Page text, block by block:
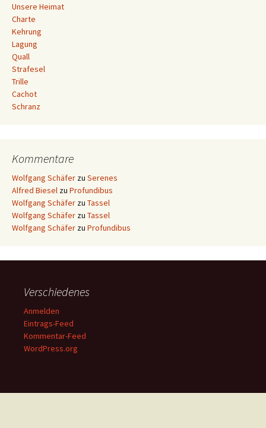
Unsere Heimat
Charte
Kehrung
Lagung
Quall
Strafesel
Trille
Cachot
Schranz
Kommentare
Wolfgang Schäfer zu Serenes
Alfred Biesel zu Profundibus
Wolfgang Schäfer zu Tassel
Wolfgang Schäfer zu Tassel
Wolfgang Schäfer zu Profundibus
Verschiedenes
Anmelden
Eintrags-Feed
Kommentar-Feed
WordPress.org